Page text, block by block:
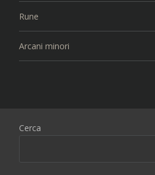
Rune
Arcani minori
Cerca